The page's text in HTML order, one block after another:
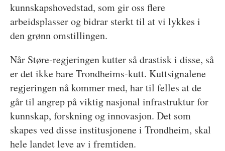
kunnskapshovedstad, som gir oss flere
arbeidsplasser og bidrar sterkt til at vi lykkes i
den grønn omstillingen.
Når Støre-regjeringen kutter så drastisk i disse, så
er det ikke bare Trondheims-kutt. Kuttsignalene
regjeringen nå kommer med, har til felles at de
går til angrep på viktig nasjonal infrastruktur for
kunnskap, forskning og innovasjon. Det som
skapes ved disse institusjonene i Trondheim, skal
hele landet leve av i fremtiden.